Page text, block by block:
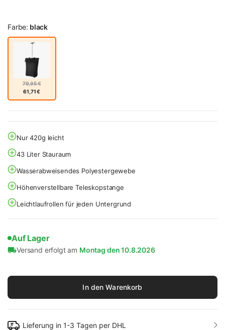
Farbe: black
79,95 €
61,71 €
Nur 420g leicht
43 Liter Stauraum
Wasserabweisendes Polyestergewebe
Höhenverstellbare Teleskopstange
Leichtlaufrollen für jeden Untergrund
Auf Lager
Versand erfolgt am Montag den 10.8.2026
In den Warenkorb
Lieferung in 1-3 Tagen per DHL